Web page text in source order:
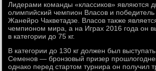
Лидерами команды «классиков» являются
олимпийский чемпион Власов и
Жанейро Чакветадзе. Власов также
чемпионом мира, а на Играх 2016 года он
в категории до 75 кг.
В категории до 130 кг должен был
Семенов — бронзовый призер
однако перед стартом турнира он получил